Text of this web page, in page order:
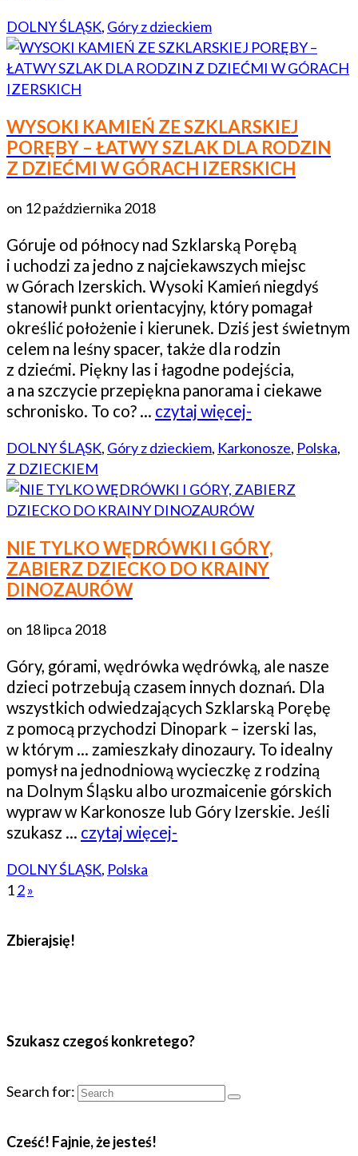
DOLNY ŚLĄSK, Góry z dzieckiem
WYSOKI KAMIEŃ ZE SZKLARSKIEJ
PORĘBY – ŁATWY SZLAK DLA RODZIN
Z DZIEĆMI W GÓRACH IZERSKICH
on 12 października 2018
Góruje od północy nad Szklarską Porębą
i uchodzi za jedno z najciekawszych miejsc
w Górach Izerskich. Wysoki Kamień niegdyś
stanowił punkt orientacyjny, który pomagał
określić położenie i kierunek. Dziś jest świetnym
celem na leśny spacer, także dla rodzin
z dziećmi. Piękny las i łagodne podejścia,
a na szczycie przepiękna panorama i ciekawe
schronisko. To co? … czytaj więcej-
DOLNY ŚLĄSK, Góry z dzieckiem, Karkonosze, Polska,
Z DZIECKIEM
NIE TYLKO WĘDRÓWKI I GÓRY,
ZABIERZ DZIECKO DO KRAINY
DINOZAURÓW
on 18 lipca 2018
Góry, górami, wędrówka wędrówką, ale nasze
dzieci potrzebują czasem innych doznań. Dla
wszystkich odwiedzających Szklarską Porębę
z pomocą przychodzi Dinopark – izerski las,
w którym … zamieszkały dinozaury. To idealny
pomysł na jednodniową wycieczkę z rodziną
na Dolnym Śląsku albo urozmaicenie górskich
wypraw w Karkonosze lub Góry Izerskie. Jeśli
szukasz … czytaj więcej-
DOLNY ŚLĄSK, Polska
12»
Zbierajsię!
Szukasz czegoś konkretego?
Search for:
Cześć! Fajnie, że jesteś!